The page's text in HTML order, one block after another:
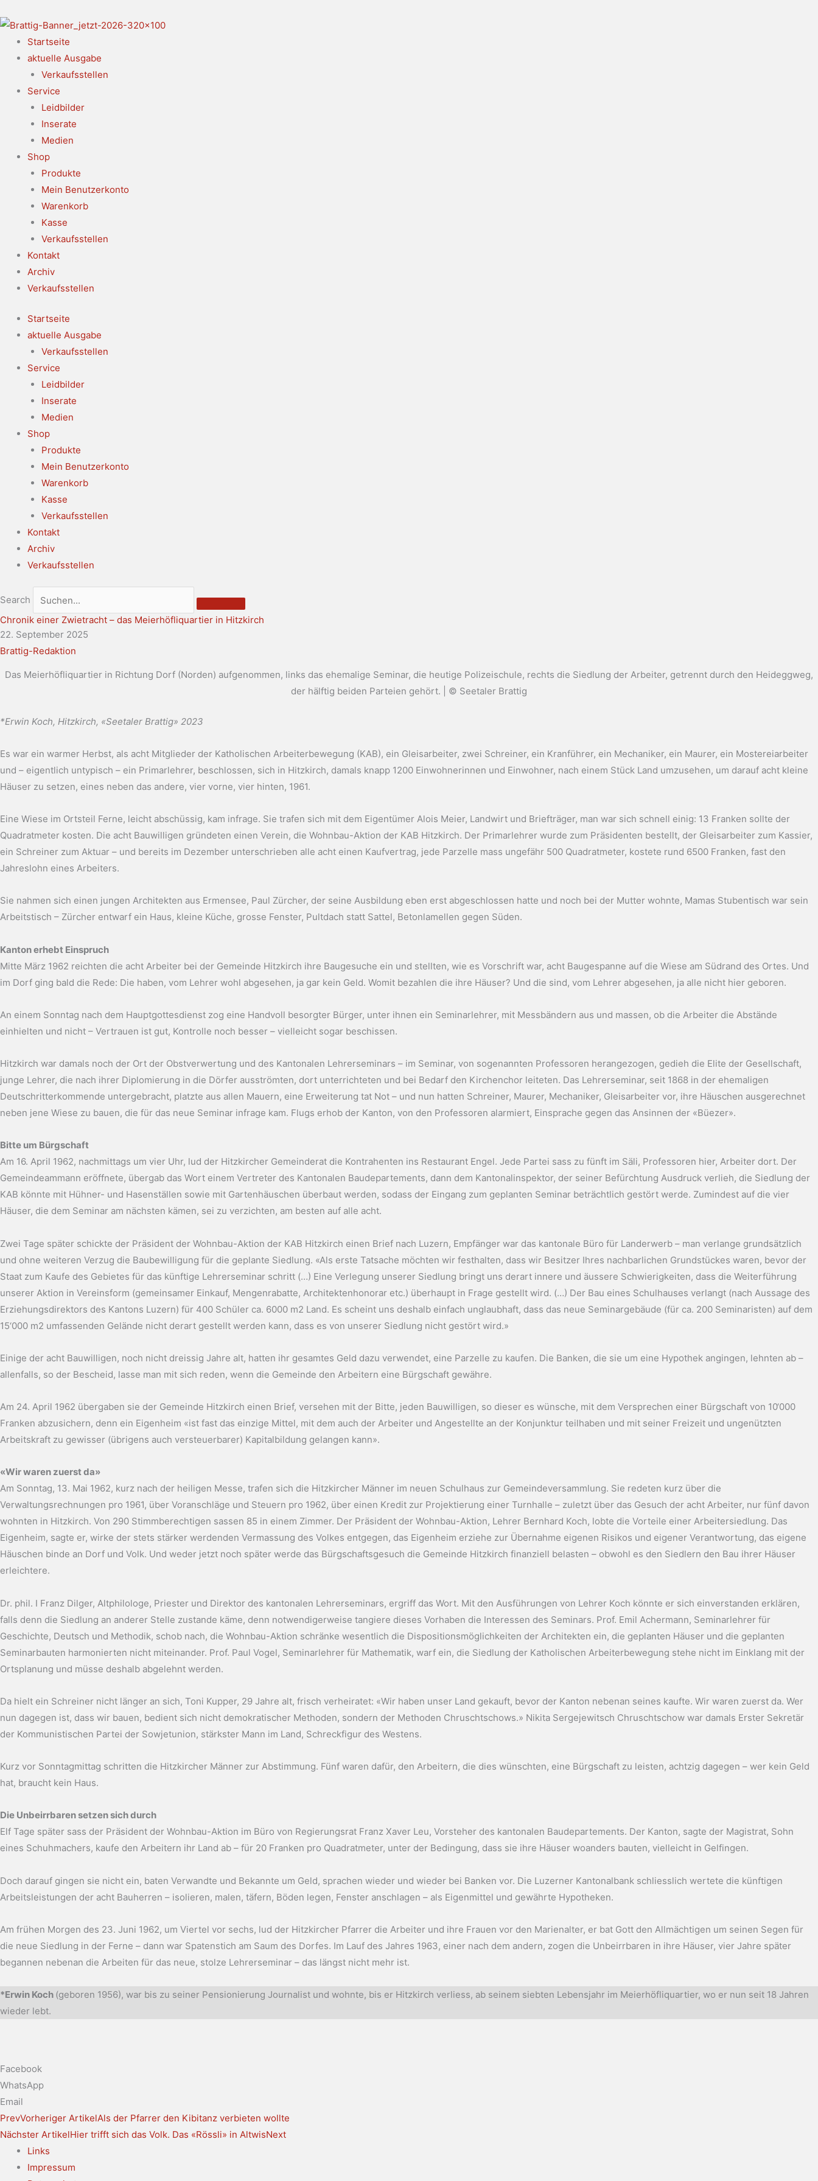
Inhalt
springenStartseite
aktuelle Ausgabe
Verkaufsstellen
Service
Leidbilder
Inserate
Medien
Shop
Produkte
Mein Benutzerkonto
Warenkorb
Kasse
Verkaufsstellen
Kontakt
Archiv
Verkaufsstellen
Startseite
aktuelle Ausgabe
Verkaufsstellen
Service
Leidbilder
Inserate
Medien
Shop
Produkte
Mein Benutzerkonto
Warenkorb
Kasse
Verkaufsstellen
Kontakt
Archiv
Verkaufsstellen
Search
Chronik einer Zwietracht – das Meierhöfliquartier in Hitzkirch
22. September 2025
Brattig-Redaktion
Das Meierhöfliquartier in Richtung Dorf (Norden) aufgenommen, links das ehemalige Seminar, die heutige Polizeischule, rechts die Siedlung der Arbeiter, getrennt durch den Heideggweg,
der hälftig beiden Parteien gehört. | © Seetaler Brattig
*Erwin Koch, Hitzkirch, «Seetaler Brattig» 2023
Es war ein warmer Herbst, als acht Mitglieder der Katholischen Arbeiterbewegung (KAB), ein Gleisarbeiter, zwei Schreiner, ein Kranführer, ein Mechaniker, ein Maurer, ein Mostereiarbeiter
und – eigentlich untypisch – ein Primarlehrer, beschlossen, sich in Hitzkirch, damals knapp 1200 Einwohnerinnen und Einwohner, nach einem Stück Land umzusehen, um darauf acht kleine
Häuser zu setzen, eines neben das andere, vier vorne, vier hinten, 1961.
Eine Wiese im Ortsteil Ferne, leicht abschüssig, kam infrage. Sie trafen sich mit dem Eigentümer Alois Meier, Landwirt und Briefträger, man war sich schnell einig: 13 Franken sollte der
Quadratmeter kosten. Die acht Bauwilligen gründeten einen Verein, die Wohnbau-Aktion der KAB Hitzkirch. Der Primarlehrer wurde zum Präsidenten bestellt, der Gleisarbeiter zum Kassier,
ein Schreiner zum Aktuar – und bereits im Dezember unterschrieben alle acht einen Kaufvertrag, jede Parzelle mass ungefähr 500 Quadratmeter, kostete rund 6500 Franken, fast den
Jahreslohn eines Arbeiters.
Sie nahmen sich einen jungen Architekten aus Ermensee, Paul Zürcher, der seine Ausbildung eben erst abgeschlossen hatte und noch bei der Mutter wohnte, Mamas Stubentisch war sein
Arbeitstisch – Zürcher entwarf ein Haus, kleine Küche, grosse Fenster, Pultdach statt Sattel, Betonlamellen gegen Süden.
Kanton erhebt Einspruch
Mitte März 1962 reichten die acht Arbeiter bei der Gemeinde Hitzkirch ihre Baugesuche ein und stellten, wie es Vorschrift war, acht Baugespanne auf die Wiese am Südrand des Ortes. Und
im Dorf ging bald die Rede: Die haben, vom Lehrer wohl abgesehen, ja gar kein Geld. Womit bezahlen die ihre Häuser? Und die sind, vom Lehrer abgesehen, ja alle nicht hier geboren.
An einem Sonntag nach dem Hauptgottesdienst zog eine Handvoll besorgter Bürger, unter ihnen ein Seminarlehrer, mit Messbändern aus und massen, ob die Arbeiter die Abstände
einhielten und nicht – Vertrauen ist gut, Kontrolle noch besser – vielleicht sogar beschissen.
Hitzkirch war damals noch der Ort der Obstverwertung und des Kantonalen Lehrerseminars – im Seminar, von sogenannten Professoren herangezogen, gedieh die Elite der Gesellschaft,
junge Lehrer, die nach ihrer Diplomierung in die Dörfer ausströmten, dort unterrichteten und bei Bedarf den Kirchenchor leiteten. Das Lehrerseminar, seit 1868 in der ehemaligen
Deutschritterkommende untergebracht, platzte aus allen Mauern, eine Erweiterung tat Not – und nun hatten Schreiner, Maurer, Mechaniker, Gleisarbeiter vor, ihre Häuschen ausgerechnet
neben jene Wiese zu bauen, die für das neue Seminar infrage kam. Flugs erhob der Kanton, von den Professoren alarmiert, Einsprache gegen das Ansinnen der «Büezer».
Bitte um Bürgschaft
Am 16. April 1962, nachmittags um vier Uhr, lud der Hitzkircher Gemeinderat die Kontrahenten ins Restaurant Engel. Jede Partei sass zu fünft im Säli, Professoren hier, Arbeiter dort. Der
Gemeindeammann eröffnete, übergab das Wort einem Vertreter des Kantonalen Baudepartements, dann dem Kantonalinspektor, der seiner Befürchtung Ausdruck verlieh, die Siedlung der
KAB könnte mit Hühner- und Hasenställen sowie mit Gartenhäuschen überbaut werden, sodass der Eingang zum geplanten Seminar beträchtlich gestört werde. Zumindest auf die vier
Häuser, die dem Seminar am nächsten kämen, sei zu verzichten, am besten auf alle acht.
Zwei Tage später schickte der Präsident der Wohnbau-Aktion der KAB Hitzkirch einen Brief nach Luzern, Empfänger war das kantonale Büro für Landerwerb – man verlange grundsätzlich
und ohne weiteren Verzug die Baubewilligung für die geplante Siedlung. «Als erste Tatsache möchten wir festhalten, dass wir Besitzer Ihres nachbarlichen Grundstückes waren, bevor der
Staat zum Kaufe des Gebietes für das künftige Lehrerseminar schritt (…) Eine Verlegung unserer Siedlung bringt uns derart innere und äussere Schwierigkeiten, dass die Weiterführung
unserer Aktion in Vereinsform (gemeinsamer Einkauf, Mengenrabatte, Architektenhonorar etc.) überhaupt in Frage gestellt wird. (…) Der Bau eines Schulhauses verlangt (nach Aussage des
Erziehungsdirektors des Kantons Luzern) für 400 Schüler ca. 6000 m2 Land. Es scheint uns deshalb einfach unglaubhaft, dass das neue Seminargebäude (für ca. 200 Seminaristen) auf dem
15‘000 m2 umfassenden Gelände nicht derart gestellt werden kann, dass es von unserer Siedlung nicht gestört wird.»
Einige der acht Bauwilligen, noch nicht dreissig Jahre alt, hatten ihr gesamtes Geld dazu verwendet, eine Parzelle zu kaufen. Die Banken, die sie um eine Hypothek angingen, lehnten ab –
allenfalls, so der Bescheid, lasse man mit sich reden, wenn die Gemeinde den Arbeitern eine Bürgschaft gewähre.
Am 24. April 1962 übergaben sie der Gemeinde Hitzkirch einen Brief, versehen mit der Bitte, jeden Bauwilligen, so dieser es wünsche, mit dem Versprechen einer Bürgschaft von 10‘000
Franken abzusichern, denn ein Eigenheim «ist fast das einzige Mittel, mit dem auch der Arbeiter und Angestellte an der Konjunktur teilhaben und mit seiner Freizeit und ungenützten
Arbeitskraft zu gewisser (übrigens auch versteuerbarer) Kapitalbildung gelangen kann».
«Wir waren zuerst da»
Am Sonntag, 13. Mai 1962, kurz nach der heiligen Messe, trafen sich die Hitzkircher Männer im neuen Schulhaus zur Gemeindeversammlung. Sie redeten kurz über die
Verwaltungsrechnungen pro 1961, über Voranschläge und Steuern pro 1962, über einen Kredit zur Projektierung einer Turnhalle – zuletzt über das Gesuch der acht Arbeiter, nur fünf davon
wohnten in Hitzkirch. Von 290 Stimmberechtigen sassen 85 in einem Zimmer. Der Präsident der Wohnbau-Aktion, Lehrer Bernhard Koch, lobte die Vorteile einer Arbeitersiedlung. Das
Eigenheim, sagte er, wirke der stets stärker werdenden Vermassung des Volkes entgegen, das Eigenheim erziehe zur Übernahme eigenen Risikos und eigener Verantwortung, das eigene
Häuschen binde an Dorf und Volk. Und weder jetzt noch später werde das Bürgschaftsgesuch die Gemeinde Hitzkirch finanziell belasten – obwohl es den Siedlern den Bau ihrer Häuser
erleichtere.
Dr. phil. I Franz Dilger, Altphilologe, Priester und Direktor des kantonalen Lehrerseminars, ergriff das Wort. Mit den Ausführungen von Lehrer Koch könnte er sich einverstanden erklären,
falls denn die Siedlung an anderer Stelle zustande käme, denn notwendigerweise tangiere dieses Vorhaben die Interessen des Seminars. Prof. Emil Achermann, Seminarlehrer für
Geschichte, Deutsch und Methodik, schob nach, die Wohnbau-Aktion schränke wesentlich die Dispositionsmöglichkeiten der Architekten ein, die geplanten Häuser und die geplanten
Seminarbauten harmonierten nicht miteinander. Prof. Paul Vogel, Seminarlehrer für Mathematik, warf ein, die Siedlung der Katholischen Arbeiterbewegung stehe nicht im Einklang mit der
Ortsplanung und müsse deshalb abgelehnt werden.
Da hielt ein Schreiner nicht länger an sich, Toni Kupper, 29 Jahre alt, frisch verheiratet: «Wir haben unser Land gekauft, bevor der Kanton nebenan seines kaufte. Wir waren zuerst da. Wer
nun dagegen ist, dass wir bauen, bedient sich nicht demokratischer Methoden, sondern der Methoden Chruschtschows.» Nikita Sergejewitsch Chruschtschow war damals Erster Sekretär
der Kommunistischen Partei der Sowjetunion, stärkster Mann im Land, Schreckfigur des Westens.
Kurz vor Sonntagmittag schritten die Hitzkircher Männer zur Abstimmung. Fünf waren dafür, den Arbeitern, die dies wünschten, eine Bürgschaft zu leisten, achtzig dagegen – wer kein Geld
hat, braucht kein Haus.
Die Unbeirrbaren setzen sich durch
Elf Tage später sass der Präsident der Wohnbau-Aktion im Büro von Regierungsrat Franz Xaver Leu, Vorsteher des kantonalen Baudepartements. Der Kanton, sagte der Magistrat, Sohn
eines Schuhmachers, kaufe den Arbeitern ihr Land ab – für 20 Franken pro Quadratmeter, unter der Bedingung, dass sie ihre Häuser woanders bauten, vielleicht in Gelfingen.
Doch darauf gingen sie nicht ein, baten Verwandte und Bekannte um Geld, sprachen wieder und wieder bei Banken vor. Die Luzerner Kantonalbank schliesslich wertete die künftigen
Arbeitsleistungen der acht Bauherren – isolieren, malen, täfern, Böden legen, Fenster anschlagen – als Eigenmittel und gewährte Hypotheken.
Am frühen Morgen des 23. Juni 1962, um Viertel vor sechs, lud der Hitzkircher Pfarrer die Arbeiter und ihre Frauen vor den Marienalter, er bat Gott den Allmächtigen um seinen Segen für
die neue Siedlung in der Ferne – dann war Spatenstich am Saum des Dorfes. Im Lauf des Jahres 1963, einer nach dem andern, zogen die Unbeirrbaren in ihre Häuser, vier Jahre später
begannen nebenan die Arbeiten für das neue, stolze Lehrerseminar – das längst nicht mehr ist.
*Erwin Koch (geboren 1956), war bis zu seiner Pensionierung Journalist und wohnte, bis er Hitzkirch verliess, ab seinem siebten Lebensjahr im Meierhöfliquartier, wo er nun seit 18 Jahren
wieder lebt.
Facebook
WhatsApp
Email
PrevVorheriger ArtikelAls der Pfarrer den Kibitanz verbieten wollte
Nächster ArtikelHier trifft sich das Volk. Das «Rössli» in AltwisNext
Links
Impressum